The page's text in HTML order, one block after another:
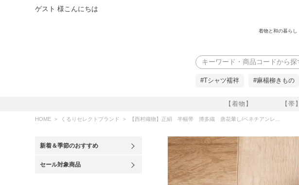
ゲスト 様こんにちは
着物と和の暮らし
【着物】 【帯】
検索
#Tシャツ襦袢 #麻楊柳きもの
HOME くるりセレクトブランド 【西村織物】正絹 半幅帯 博多織 唐花暈し/ベネチアンレース 結 くるり
新着＆季節のおすすめ
セール対象商品